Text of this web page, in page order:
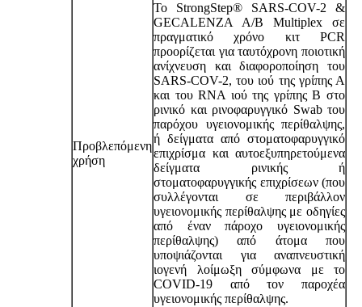
Προβλεπόμενη
χρήση
Το StrongStep® SARS-COV-2 &
GECALENZA A/B Multiplex σε
πραγματικό χρόνο κιτ PCR
προορίζεται για ταυτόχρονη ποιοτική
ανίχνευση και διαφοροποίηση του
SARS-COV-2, του ιού της γρίπης Α
και του RNA ιού της γρίπης Β στο
ρινικό και ρινοφαρυγγικό Swab του
παρόχου υγειονομικής περίθαλψης,
ή δείγματα από στοματοφαρυγγικό
επιχρίσμα και αυτοεξυπηρετούμενα
δείγματα ρινικής ή
στοματοφαρυγγικής επιχρίσεων (που
συλλέγονται σε περιβάλλον
υγειονομικής περίθαλψης με οδηγίες
από έναν πάροχο υγειονομικής
περίθαλψης) από άτομα που
υποψιάζονται για αναπνευστική
ιογενή λοίμωξη σύμφωνα με το
COVID-19 από τον παροχέα
υγειονομικής περίθαλψης.